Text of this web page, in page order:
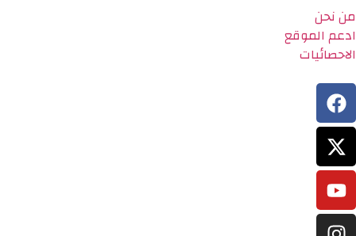
من نحن
ادعم الموقع
الاحصائيات